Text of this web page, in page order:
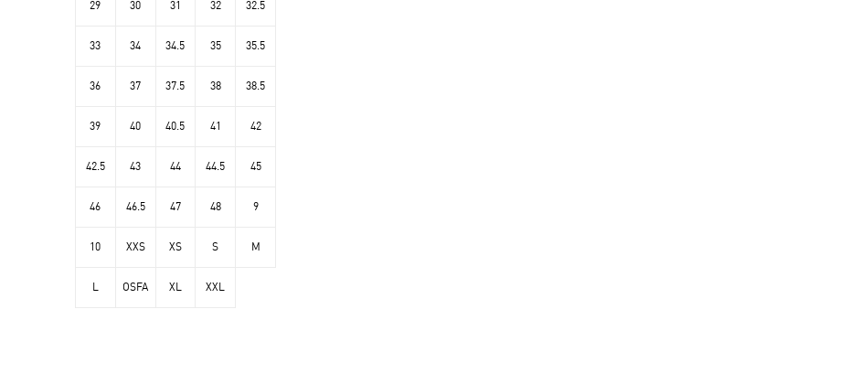
29 30 31 32 32.5
33 34 34.5 35 35.5
36 37 37.5 38 38.5
39 40 40.5 41 42
42.5 43 44 44.5 45
46 46.5 47 48 9
10 XXS XS S M
L OSFA XL XXL